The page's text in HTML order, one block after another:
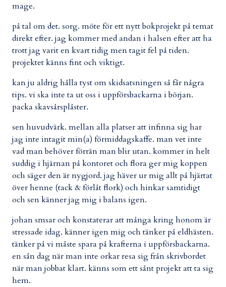
mage.
på tal om det. sorg. möte för ett nytt bokprojekt på temat
direkt efter. jag kommer med andan i halsen efter att ha
trott jag varit en kvart tidig men tagit fel på tiden.
projektet känns fint och viktigt.
kan ju aldrig hålla tyst om skidsatsningen så får några
tips. vi ska inte ta ut oss i uppförsbackarna i början.
packa skavsårsplåster.
sen huvudvärk. mellan alla platser att infinna sig har
jag inte intagit min(a) förmiddagskaffe. man vet inte
vad man behöver förrän man blir utan. kommer in helt
suddig i hjärnan på kontoret och flora ger mig koppen
och säger den är nygjord. jag häver ur mig allt på hjärtat
över henne (tack & förlåt flork) och hinkar samtidigt
och sen känner jag mig i balans igen.
johan smsar och konstaterar att många kring honom är
stressade idag. känner igen mig och tänker på eldhästen.
tänker på vi måste spara på krafterna i uppförsbackarna.
en sån dag när man inte orkar resa sig från skrivbordet
när man jobbat klart. känns som ett sånt projekt att ta sig
hem.